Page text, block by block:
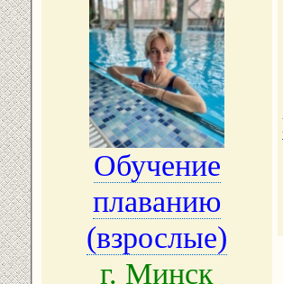
Обучение
плаванию
(взрослые)
г. Минск